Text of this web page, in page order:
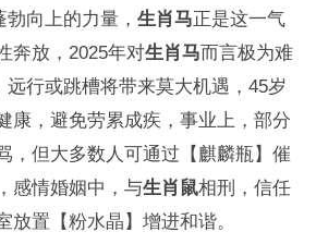
勃向上的力量， 生肖马 正是这一气
奔放，2025年对生肖马而言极为难
远行或跳槽将带来莫大机遇，45岁
康，避免劳累成疾，事业上，部分
，但大多数人可通过【麒麟瓶】催
感情婚姻中，与生肖鼠相刑，信任
放置【粉水晶】增进和谐。